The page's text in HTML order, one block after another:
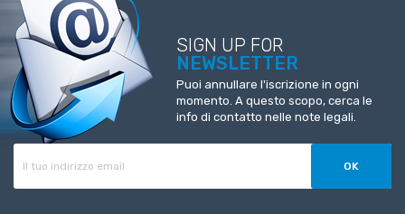
SIGN UP FOR
NEWSLETTER
Puoi annullare l'iscrizione in ogni
momento. A questo scopo, cerca le
info di contatto nelle note legali.